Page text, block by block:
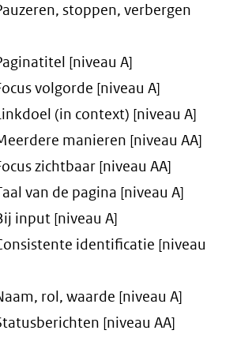
stoppen, verbergen
[niveau A]
volgorde [niveau A]
(in context) [niveau A]
manieren [niveau AA]
zichtbaar [niveau AA]
van de pagina [niveau A]
input [niveau A]
identificatie [niveau
rol, waarde [niveau A]
[niveau AA]